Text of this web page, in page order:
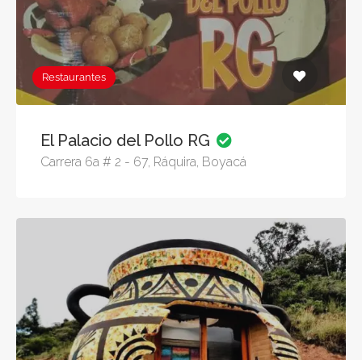
Restaurantes
El Palacio del Pollo RG
Carrera 6a # 2 - 67, Ráquira, Boyacá